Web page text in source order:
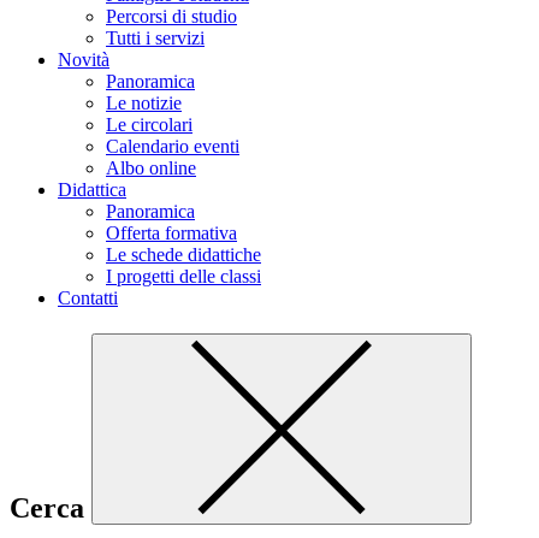
Percorsi di studio
Tutti i servizi
Novità
Panoramica
Le notizie
Le circolari
Calendario eventi
Albo online
Didattica
Panoramica
Offerta formativa
Le schede didattiche
I progetti delle classi
Contatti
Cerca